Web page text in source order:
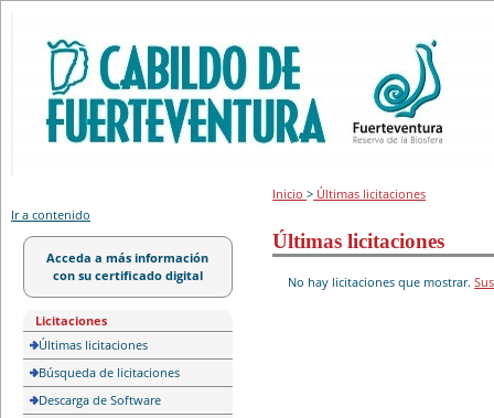
Ir a contenido
Acceda a más información
con su certificado digital
Licitaciones
Últimas licitaciones
Búsqueda de licitaciones
Descarga de Software
Inicio> Últimas licitaciones
Últimas licitaciones
No hay licitaciones que mostrar.